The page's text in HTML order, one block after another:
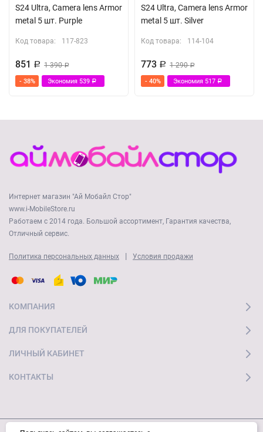
S24 Ultra, Camera lens Armor
metal 5 шт. Purple
Код товара: 117-823
851 Р 1 390Р
- 38% Экономия 539 Р
S24 Ultra, Camera lens Armor
metal 5 шт. Silver
Код товара: 114-104
773 Р 1 290Р
- 40% Экономия 517 Р
Интернет магазин "Ай Мобайл Стор"
www.i-MobileStore.ru
Работаем с 2014 года. Большой ассортимент, Гарантия качества,
Отличный сервис.
Политика персональных данных | Условия продажи
КОМПАНИЯ
ДЛЯ ПОКУПАТЕЛЕЙ
ЛИЧНЫЙ КАБИНЕТ
КОНТАКТЫ